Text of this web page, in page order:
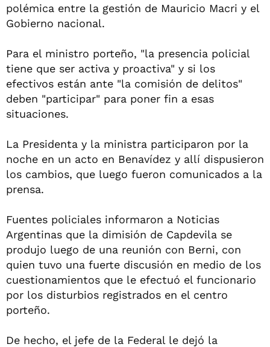
polémica entre la gestión de Mauricio Macri y el
Gobierno nacional.
Para el ministro porteño, "la presencia policial
tiene que ser activa y proactiva" y si los
efectivos están ante "la comisión de delitos"
deben "participar" para poner fin a esas
situaciones.
La Presidenta y la ministra participaron por la
noche en un acto en Benavídez y allí dispusieron
los cambios, que luego fueron comunicados a la
prensa.
Fuentes policiales informaron a Noticias
Argentinas que la dimisión de Capdevila se
produjo luego de una reunión con Berni, con
quien tuvo una fuerte discusión en medio de los
cuestionamientos que le efectuó el funcionario
por los disturbios registrados en el centro
porteño.
De hecho, el jefe de la Federal le dejó la